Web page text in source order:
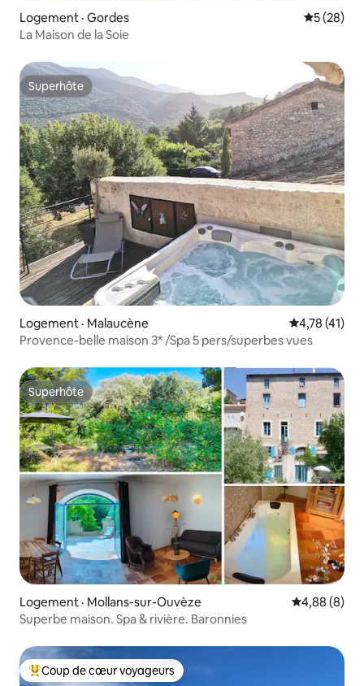
Logement · Gordes Note
5 (28)
La Maison de la Soie
Superhôte
Superhôte
Logement · Malaucène Note
4,78 (41)
Provence-belle maison 3* /Spa 5 pers/superbes vues
Superhôte
Superhôte
Logement · Mollans-sur-Ouvèze Note
4,88 (8)
Superbe maison. Spa & rivière. Baronnies
Coup de cœur voyageurs parmi les plus aimés
Coup de cœur voyageurs